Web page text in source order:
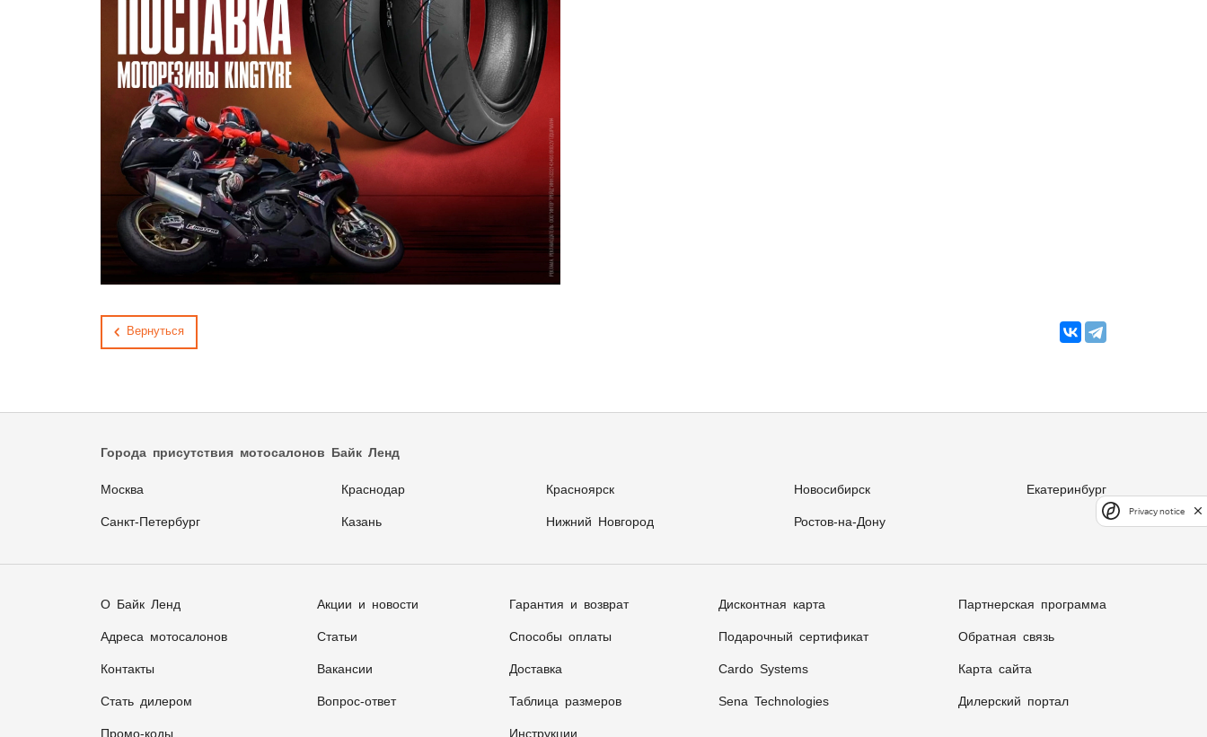
Вернуться
Города присутствия мотосалонов Байк Ленд
Москва
Санкт-Петербург
Краснодар
Казань
Красноярск
Нижний Новгород
Новосибирск
Ростов-на-Дону
Екатеринбург
О Байк Ленд
Адреса мотосалонов
Контакты
Стать дилером
Промо-коды
Акции и новости
Статьи
Вакансии
Вопрос-ответ
Гарантия и возврат
Способы оплаты
Доставка
Таблица размеров
Инструкции
Дисконтная карта
Подарочный сертификат
Cardo Systems
Sena Technologies
Партнерская программа
Обратная связь
Карта сайта
Дилерский портал
Privacy notice